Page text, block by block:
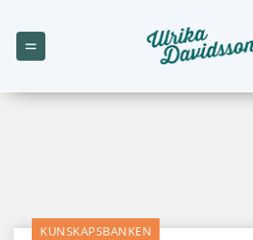
KUNSKAPSBANKEN